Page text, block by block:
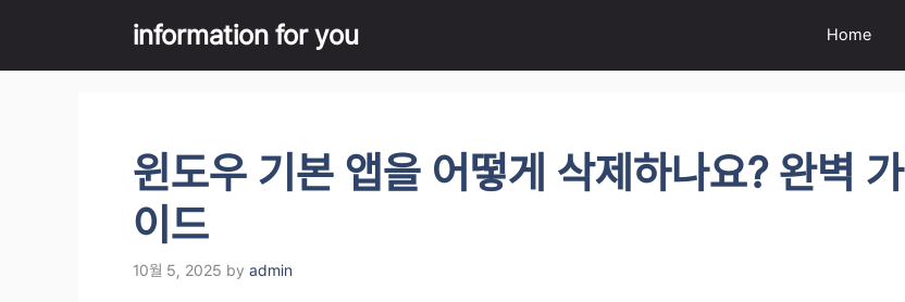
content
information for you Home
윈도우 기본 앱을 어떻게 삭제하나요? 완벽 가
이드
10월 5, 2025 by admin